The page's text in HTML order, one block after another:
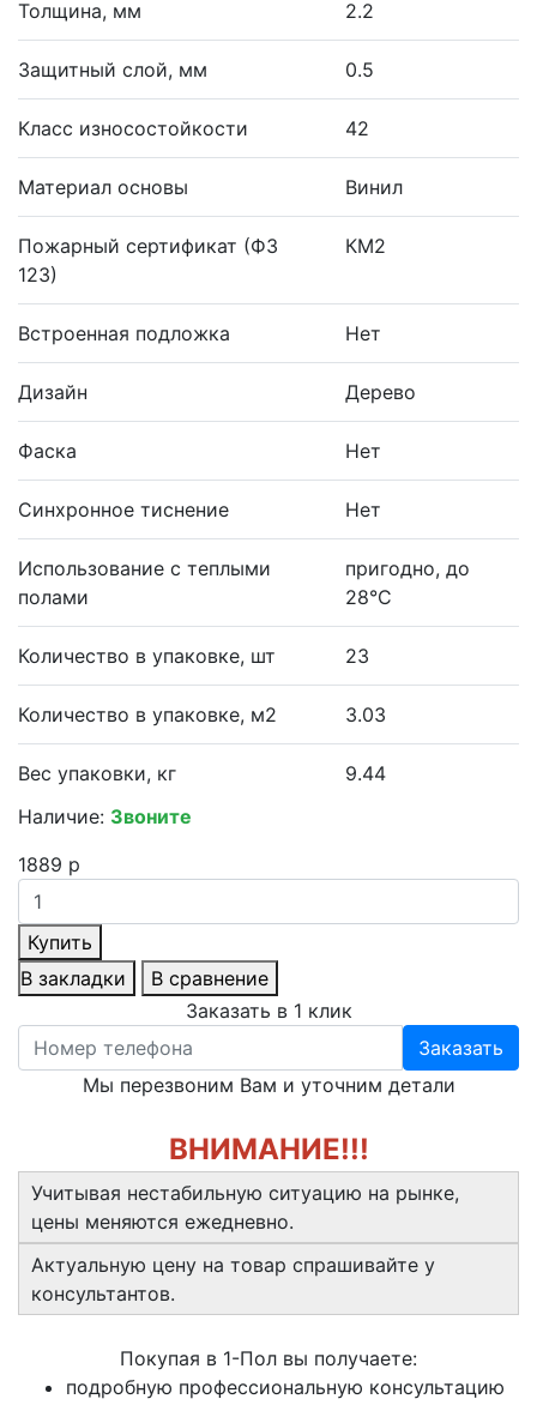
Толщина, мм 2.2
Защитный слой, мм 0.5
Класс износостойкости 42
Материал основы Винил
Пожарный сертификат (ФЗ
123)
КМ2
Встроенная подложка Нет
Дизайн Дерево
Фаска Нет
Синхронное тиснение Нет
Использование с теплыми
полами
пригодно, до
28°С
Количество в упаковке, шт 23
Количество в упаковке, м2 3.03
Вес упаковки, кг
9.44
Наличие: Звоните
1889 р
Купить
В закладки
В сравнение
Заказать в 1 клик
Заказать
Мы перезвоним Вам и уточним детали
ВНИМАНИЕ!!!
Учитывая нестабильную ситуацию на рынке,
цены меняются ежедневно.
Актуальную цену на товар спрашивайте у
консультантов.
Покупая в 1-Пол вы получаете:
подробную профессиональную консультацию